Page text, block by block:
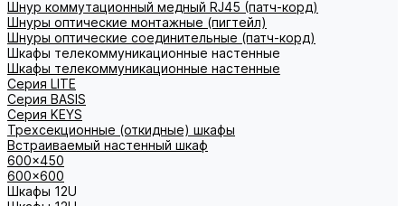
Шнур коммутационный медный RJ45 (патч-корд)
Шнуры оптические монтажные (пигтейл)
Шнуры оптические соединительные (патч-корд)
Шкафы телекоммуникационные настенные
Шкафы телекоммуникационные настенные
Cерия LITE
Cерия BASIS
Cерия KEYS
Трехсекционные (откидные) шкафы
Встраиваемый настенный шкаф
600x450
600x600
Шкафы 12U